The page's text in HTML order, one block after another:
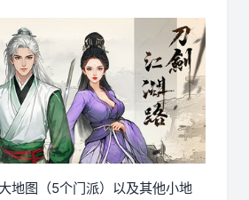
地图（5个门派）以及其他小地